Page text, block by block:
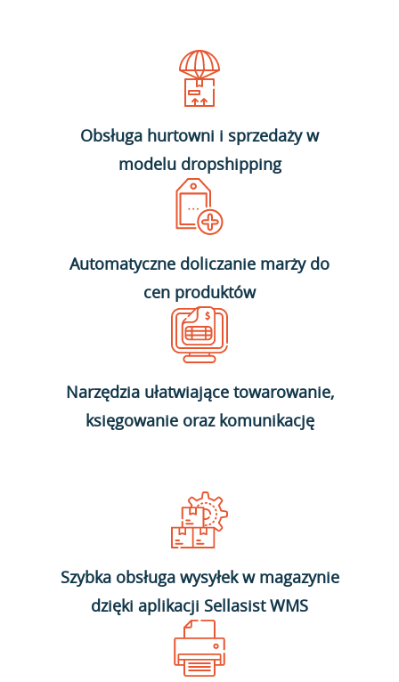
Obsługa hurtowni i sprzedaży w
modelu dropshipping
Automatyczne doliczanie marży do
cen produktów
Narzędzia ułatwiające towarowanie,
księgowanie oraz komunikację
Szybka obsługa wysyłek w magazynie
dzięki aplikacji Sellasist WMS